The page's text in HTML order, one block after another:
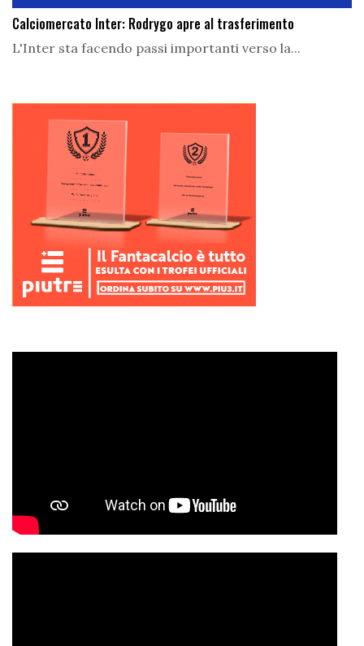
Calciomercato Inter: Rodrygo apre al trasferimento
L'Inter sta facendo passi importanti verso la...